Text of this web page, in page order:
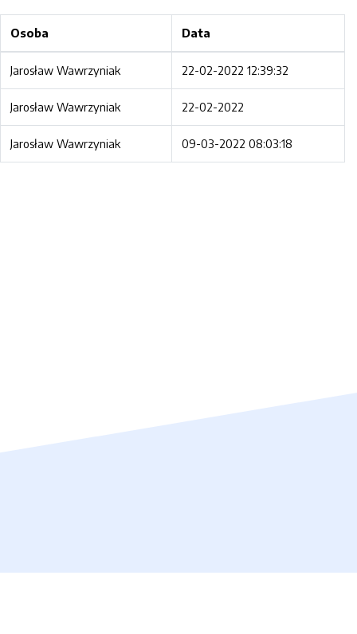
Osoba Data
Jarosław Wawrzyniak 22-02-2022 12:39:32
Jarosław Wawrzyniak 22-02-2022
Jarosław Wawrzyniak 09-03-2022 08:03:18